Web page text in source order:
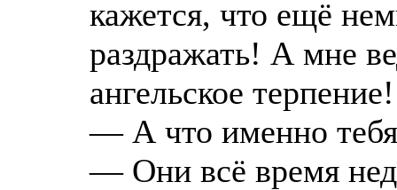
кажется, что ещё
раздражать! А мне
ангельское терпение!
— А что именно
— Они всё время